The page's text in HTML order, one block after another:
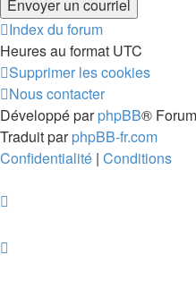
Index du forum
Heures au format UTC
Supprimer les cookies
Nous contacter
Développé parphpBB®
Traduit parphpBB-fr.com
Confidentialité | Conditions